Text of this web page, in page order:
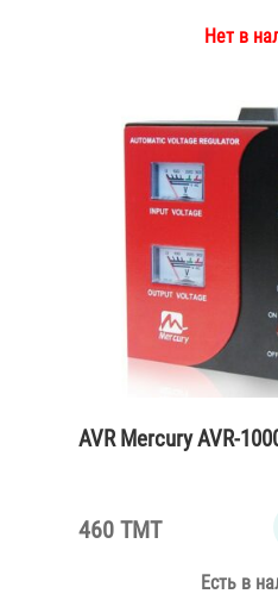
Нет в
AVR Mercury AVR-
460 TMT
Есть в